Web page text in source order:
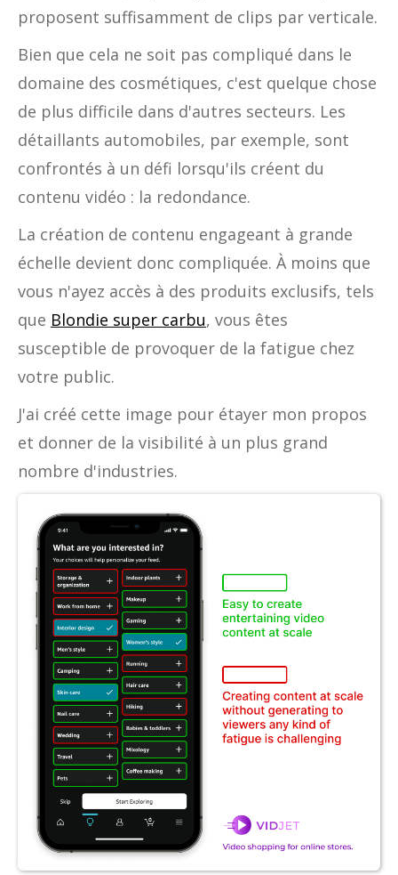
proposent suffisamment de clips par verticale.
Bien que cela ne soit pas compliqué dans le
domaine des cosmétiques, c'est quelque chose
de plus difficile dans d'autres secteurs. Les
détaillants automobiles, par exemple, sont
confrontés à un défi lorsqu'ils créent du
contenu vidéo : la redondance.
La création de contenu engageant à grande
échelle devient donc compliquée. À moins que
vous n'ayez accès à des produits exclusifs, tels
que Blondie super carbu, vous êtes
susceptible de provoquer de la fatigue chez
votre public.
J'ai créé cette image pour étayer mon propos
et donner de la visibilité à un plus grand
nombre d'industries. ‍